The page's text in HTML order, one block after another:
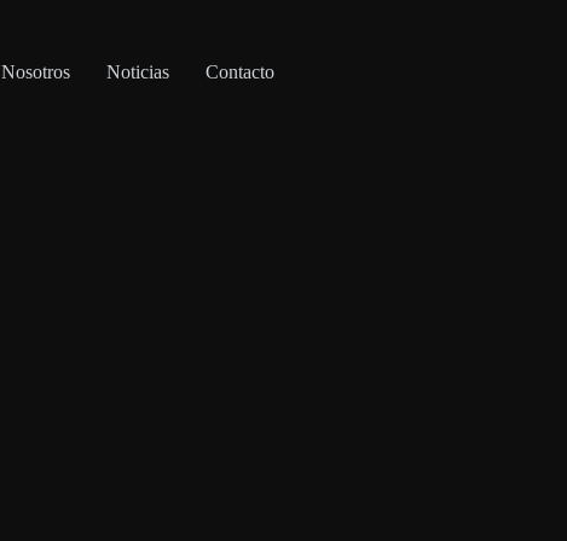
Nosotros Noticias Contacto